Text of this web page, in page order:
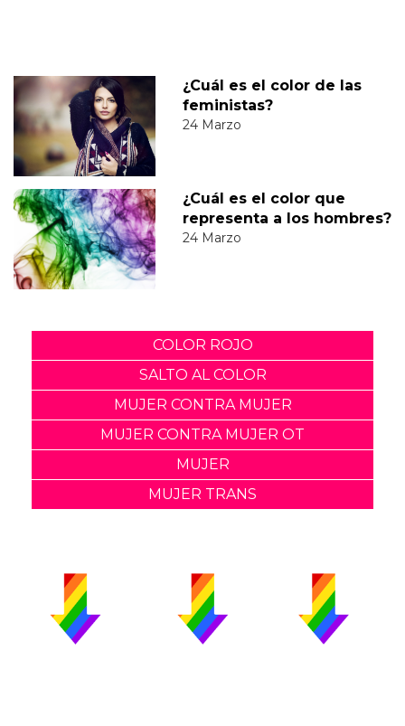
¿Cuál es el color de las
feministas?
24 Marzo
¿Cuál es el color que
representa a los hombres?
24 Marzo
COLOR ROJO
SALTO AL COLOR
MUJER CONTRA MUJER
MUJER CONTRA MUJER OT
MUJER
MUJER TRANS